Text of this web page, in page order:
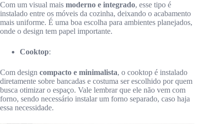
Com um visual mais moderno e integrado, esse tipo é
instalado entre os móveis da cozinha, deixando o acabamento
mais uniforme. É uma boa escolha para ambientes planejados,
onde o design tem papel importante.
Cooktop:
Com design compacto e minimalista, o cooktop é instalado
diretamente sobre bancadas e costuma ser escolhido por quem
busca otimizar o espaço. Vale lembrar que ele não vem com
forno, sendo necessário instalar um forno separado, caso haja
essa necessidade.